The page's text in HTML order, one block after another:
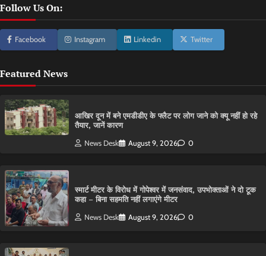
Follow Us On:
Facebook Instagram Linkedin Twitter
Featured News
आ​खिर दून में बने एमडीडीए के फ्लैट पर लोग जाने को क्यू नहीं हो रहे
तैयार, जानें कारण
News Desk August 9, 2026 0
स्मार्ट मीटर के विरोध में गोपेश्वर में जनसंवाद, उपभोक्ताओं ने दो टूक
कहा – बिना सहमति नहीं लगाएंगे मीटर
News Desk August 9, 2026 0